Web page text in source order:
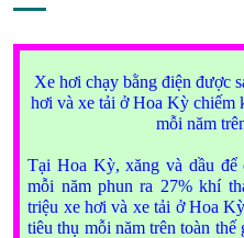
Xe hơi chạy bằng điện được
hơi và xe tải ở Hoa Kỳ chiếm
mỗi năm
Tại Hoa Kỳ, xăng và dầu
mỗi năm phun ra 27% khí
triệu xe hơi và xe tải ở Hoa
tiêu thụ mỗi năm trên toàn